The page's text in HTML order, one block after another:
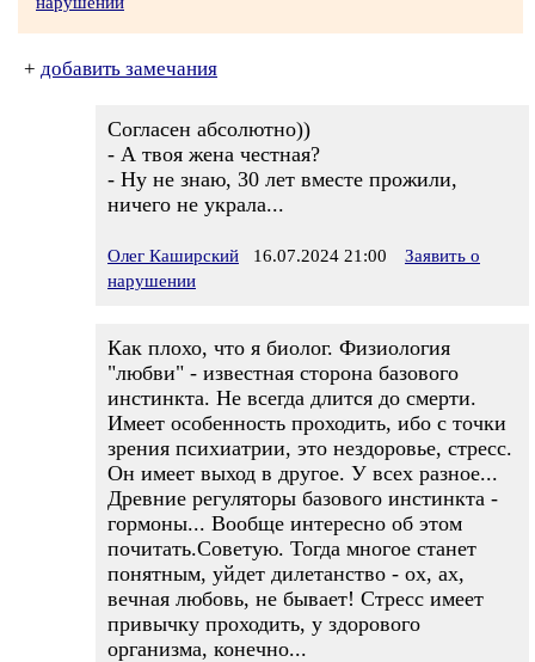
+ добавить замечания
Согласен абсолютно))
- А твоя жена честная?
- Ну не знаю, 30 лет вместе прожили,
ничего не украла...
Олег Каширский 16.07.2024 21:00
Заявить о
нарушении
Как плохо, что я биолог. Физиология
"любви" - известная сторона базового
инстинкта. Не всегда длится до смерти.
Имеет особенность проходить, ибо с точки
зрения психиатрии, это нездоровье, стресс.
Он имеет выход в другое. У всех разное...
Древние регуляторы базового инстинкта -
гормоны... Вообще интересно об этом
почитать.Советую. Тогда многое станет
понятным, уйдет дилетанство - ох, ах,
вечная любовь, не бывает! Стресс имеет
привычку проходить, у здорового
организма, конечно...